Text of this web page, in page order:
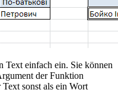
Text einfach ein. Sie können
der Funktion
sonst als ein Wort